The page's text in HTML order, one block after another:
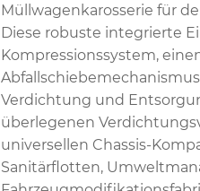
Müllwagenkarosserie für
Diese robuste integrierte
Kompressionssystem,
Verdichtung und
überlegenen
universellen Chassis-
Sanitärflotten,